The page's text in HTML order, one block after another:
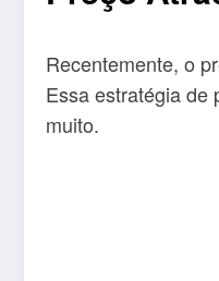
Recentemente, o
Essa estratégia de
muito.